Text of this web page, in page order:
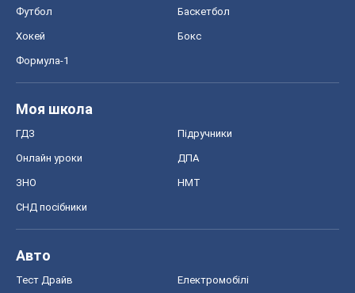
Футбол Баскетбол
Хокей Бокс
Формула-1
Моя школа
ГДЗ Підручники
Онлайн уроки ДПА
ЗНО НМТ
СНД посібники
Авто
Тест Драйв Електромобілі